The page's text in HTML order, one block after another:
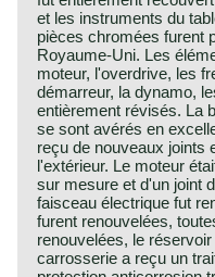
et les instruments du
pièces chromées furent
Royaume-Uni. Les
moteur, l'overdrive, les
démarreur, la dynamo,
entièrement révisés. La
se sont avérés en
reçu de nouveaux joints
l'extérieur. Le moteur
sur mesure et d'un joint
faisceau électrique fut
furent renouvelées,
renouvelées, le
carrosserie a reçu un